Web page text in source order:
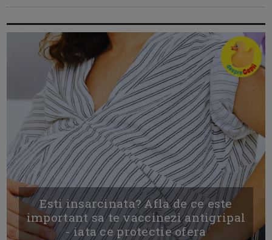
Esti insarcinata? Afla de ce este
important sa te vaccinezi antigripal
- iata ce protectie ofera